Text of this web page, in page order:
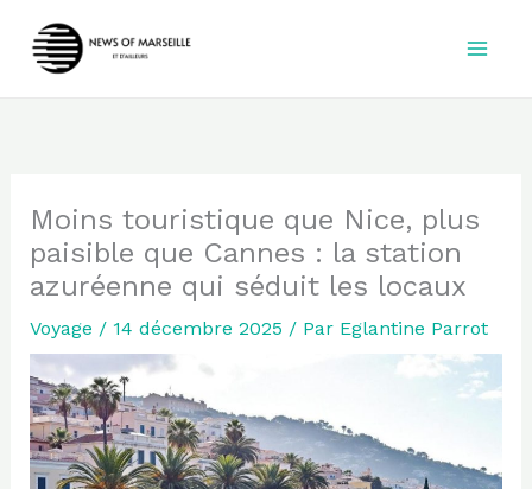
Moins touristique que Nice, plus
paisible que Cannes : la station
azuréenne qui séduit les locaux
Voyage / 14 décembre 2025 / Par Eglantine Parrot